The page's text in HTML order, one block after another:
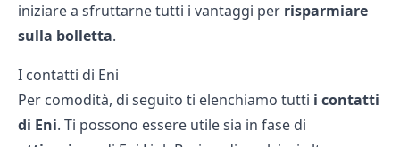
iniziare a sfruttarne tutti i vantaggi per risparmiare
sulla bolletta.
I contatti di Eni
Per comodità, di seguito ti elenchiamo tutti i contatti
di Eni. Ti possono essere utile sia in fase di